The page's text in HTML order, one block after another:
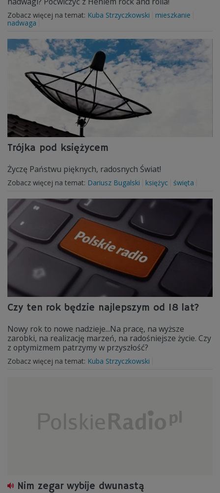
Zobacz więcej na temat: Kuba Strzyczkowski
mieszkanie
nadwaga
Trójka pod księżycem
Życzę Państwu pięknych, radosnych Świat!
Zobacz więcej na temat: Dariusz Bugalski księżyc święta
Czy ten rok będzie najlepszym od 18 lat?
Nowy rok to nowe nadzieje...Na pracę, na wyższe
zarobki, na realizację marzeń, na radośniejsze życie. Czy
z optymizmem patrzymy w przyszłość?
Zobacz więcej na temat: Kuba Strzyczkowski
Nim zegar wybije dwunastą